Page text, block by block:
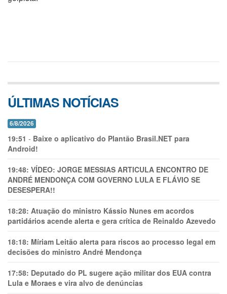
ÚLTIMAS NOTÍCIAS
6/8/2026
19:51 - Baixe o aplicativo do Plantão Brasil.NET para
Android!
19:48: VÍDEO: JORGE MESSIAS ARTICULA ENCONTRO DE
ANDRÉ MENDONÇA COM GOVERNO LULA E FLÁVIO SE
DESESPERA!!
18:28: Atuação do ministro Kássio Nunes em acordos
partidários acende alerta e gera crítica de Reinaldo Azevedo
18:18: Míriam Leitão alerta para riscos ao processo legal em
decisões do ministro André Mendonça
17:58: Deputado do PL sugere ação militar dos EUA contra
Lula e Moraes e vira alvo de denúncias